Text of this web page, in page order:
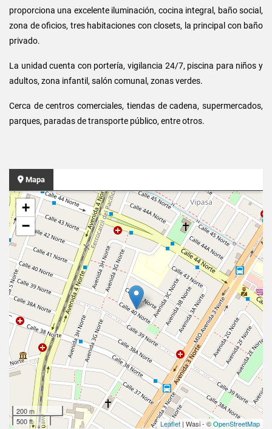
proporciona una excelente iluminación, cocina integral, baño social,
zona de oficios, tres habitaciones con closets, la principal con baño
privado.
La unidad cuenta con portería, vigilancia 24/7, piscina para niños y
adultos, zona infantil, salón comunal, zonas verdes.
Cerca de centros comerciales, tiendas de cadena, supermercados,
parques, paradas de transporte público, entre otros.
Mapa
+
−
200 m
500 ft
Leaflet | Wasi - ©OpenStreetMap